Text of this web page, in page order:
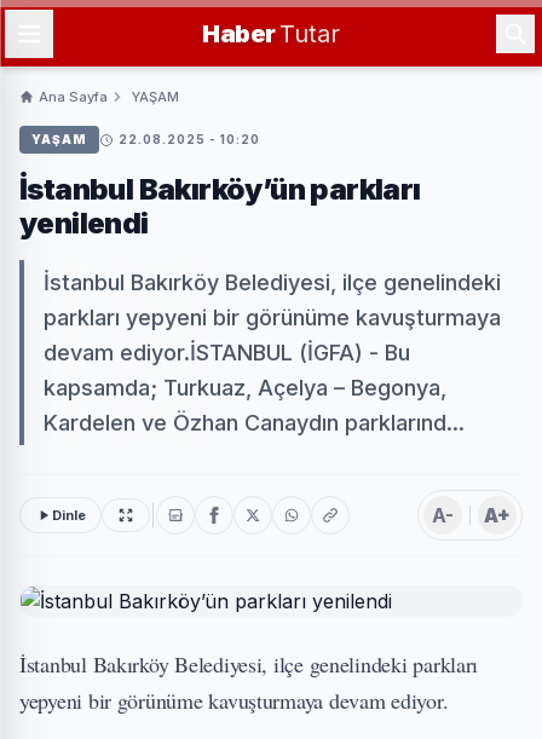
HaberTutar
Ana Sayfa YAŞAM
YAŞAM 22.08.2025 - 10:20
İstanbul Bakırköy’ün parkları
yenilendi
İstanbul Bakırköy Belediyesi, ilçe genelindeki
parkları yepyeni bir görünüme kavuşturmaya
devam ediyor.İSTANBUL (İGFA) - Bu
kapsamda; Turkuaz, Açelya – Begonya,
Kardelen ve Özhan Canaydın parklarınd...
Dinle A- A+
İstanbul Bakırköy Belediyesi, ilçe genelindeki parkları
yepyeni bir görünüme kavuşturmaya devam ediyor.